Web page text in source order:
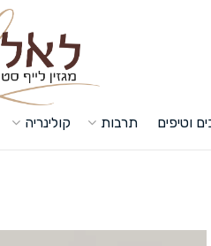
וטיפים תרבות קולינריה